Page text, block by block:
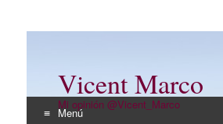
Vicent Marco
Mi opinión @Vicent_Marco
Menú